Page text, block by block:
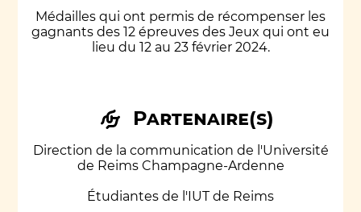
Partenaire(s)
Direction de la communication de l'Université
de Reims Champagne-Ardenne
Étudiantes de l'IUT de Reims
Médailles qui ont permis de récompenser les
gagnants des 12 épreuves des Jeux qui ont eu
lieu du 12 au 23 février 2024.